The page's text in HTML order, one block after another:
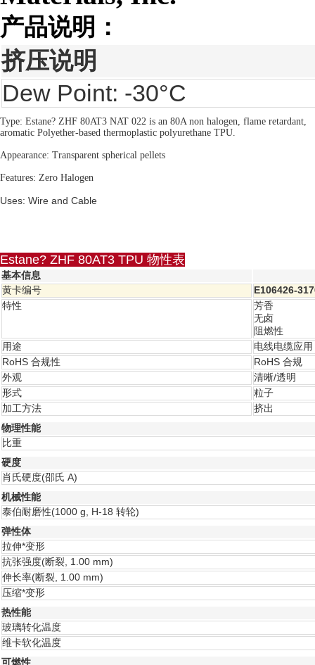
产品说明：
挤压说明
Dew Point: -30°C
Type: Estane? ZHF 80AT3 NAT 022 is an 80A non halogen, flame retardant,
aromatic Polyether-based thermoplastic polyurethane TPU.
Appearance: Transparent spherical pellets
Features: Zero Halogen
Uses: Wire and Cable
Estane? ZHF 80AT3 TPU 物性表
基本信息
黄卡编号
E106426-
特性
芳香
无卤
阻燃性
用途
电线电缆应用
RoHS 合规性
RoHS 合规
外观
清晰/透明
形式
粒子
加工方法
挤出
物理性能
比重
硬度
肖氏硬度(邵氏 A)
机械性能
泰伯耐磨性(1000 g, H-18 转轮)
弹性体
拉伸*变形
抗张强度(断裂, 1.00 mm)
伸长率(断裂, 1.00 mm)
压缩*变形
热性能
玻璃转化温度
维卡软化温度
可燃性